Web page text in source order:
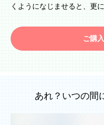
くようになじませると、更
ご購
あれ？いつの間